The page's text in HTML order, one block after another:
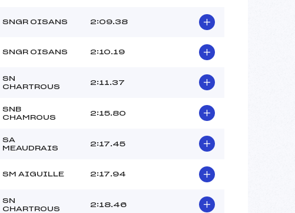
SNGR OISANS 2:09.38
SNGR OISANS 2:10.19
SN
CHARTROUS
2:11.37
SNB
CHAMROUS
2:15.80
SA
MEAUDRAIS
2:17.45
SM AIGUILLE 2:17.94
SN
CHARTROUS
2:18.46